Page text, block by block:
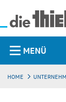
MENÜ
HOME